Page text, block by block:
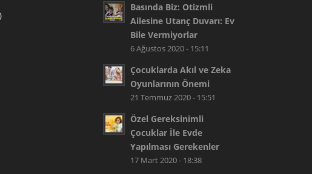
Basında Biz: Otizmli
Ailesine Utanç Duvarı: Ev
Bile Vermiyorlar
6 Ağustos 2020 - 15:11
Çocuklarda Akıl ve Zeka
Oyunlarının Önemi
21 Temmuz 2020 - 15:51
Özel Gereksinimli
Çocuklar İle Evde
Yapılması Gerekenler
17 Mart 2020 - 18:38